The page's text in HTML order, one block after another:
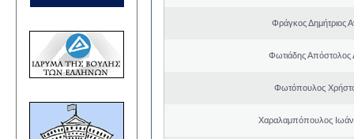
Φράγκος Δημήτριος
Φωτιάδης Απόστολος
Φωτόπουλος
Χαραλαμπόπουλος